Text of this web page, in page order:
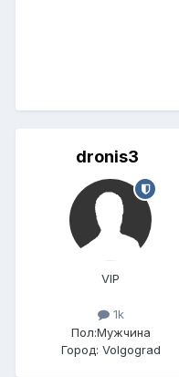
dronis3
VIP
1k
Пол:Мужчина
Город: Volgograd